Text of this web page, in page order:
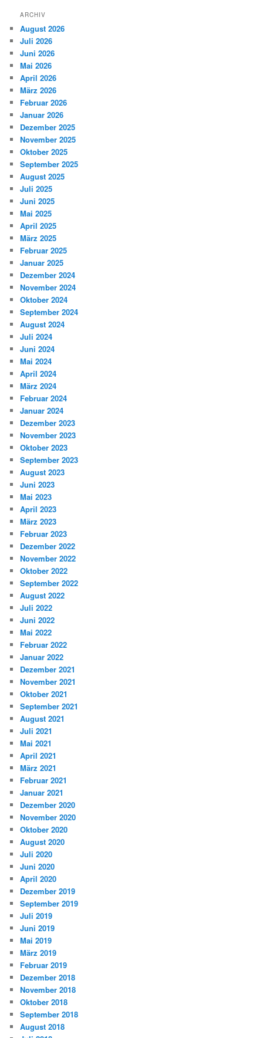
ARCHIV
August 2026
Juli 2026
Juni 2026
Mai 2026
April 2026
März 2026
Februar 2026
Januar 2026
Dezember 2025
November 2025
Oktober 2025
September 2025
August 2025
Juli 2025
Juni 2025
Mai 2025
April 2025
März 2025
Februar 2025
Januar 2025
Dezember 2024
November 2024
Oktober 2024
September 2024
August 2024
Juli 2024
Juni 2024
Mai 2024
April 2024
März 2024
Februar 2024
Januar 2024
Dezember 2023
November 2023
Oktober 2023
September 2023
August 2023
Juni 2023
Mai 2023
April 2023
März 2023
Februar 2023
Dezember 2022
November 2022
Oktober 2022
September 2022
August 2022
Juli 2022
Juni 2022
Mai 2022
Februar 2022
Januar 2022
Dezember 2021
November 2021
Oktober 2021
September 2021
August 2021
Juli 2021
Mai 2021
April 2021
März 2021
Februar 2021
Januar 2021
Dezember 2020
November 2020
Oktober 2020
August 2020
Juli 2020
Juni 2020
April 2020
Dezember 2019
September 2019
Juli 2019
Juni 2019
Mai 2019
März 2019
Februar 2019
Dezember 2018
November 2018
Oktober 2018
September 2018
August 2018